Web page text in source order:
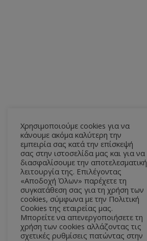
Χρησιμοποιούμε cookies για να
κάνουμε ακόμα καλύτερη την
εμπειρία σας κατά την επίσκεψή
σας στην ιστοσελίδα μας και για να
διασφαλίσουμε την αποτελεσματική
λειτουργία της. Επιλέγοντας
«Αποδοχή Όλων» παρέχετε τη
συγκατάθεση σας για τη χρήση των
cookies, σύμφωνα με την Πολιτική
Cookies της εταιρείας μας.
Μπορείτε να απενεργοποιήσετε τη
χρήση των cookies αλλάζοντας τις
σχετικές ρυθμίσεις πατώντας στην